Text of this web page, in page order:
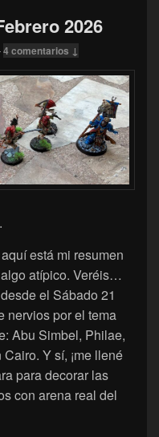
2026
4 comentarios ↓
está mi resumen
atípico. Veréis…
el Sábado 21
nervios por el tema
Abu Simbel, Philae,
Y sí, ¡me llené
para decorar las
con arena real del